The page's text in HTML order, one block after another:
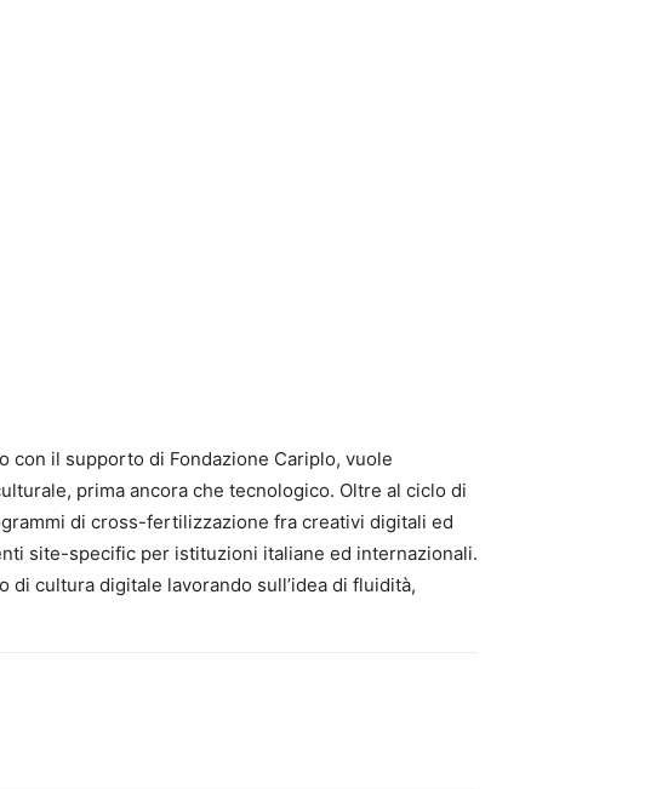
con il supporto di Fondazione Cariplo, vuole
prima ancora che tecnologico. Oltre al ciclo di
di cross-fertilizzazione fra creativi digitali ed
site-specific per istituzioni italiane ed internazionali.
cultura digitale lavorando sull’idea di fluidità,